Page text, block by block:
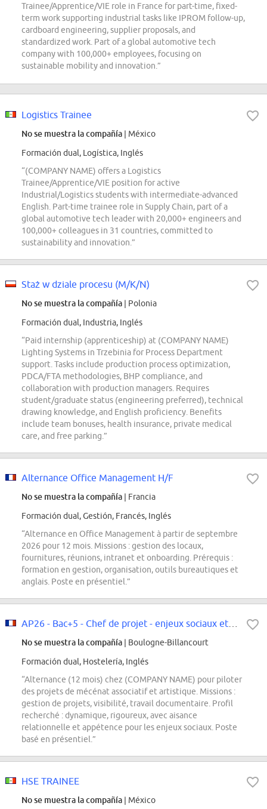
Trainee/Apprentice/VIE role in France for part-time, fixed-
term work supporting industrial tasks like IPROM follow-up,
cardboard engineering, supplier proposals, and
standardized work. Part of a global automotive tech
company with 100,000+ employees, focusing on
sustainable mobility and innovation.”
Logistics Trainee
No se muestra la compañía | México
Formación dual, Logística, Inglés
“(COMPANY NAME) offers a Logistics
Trainee/Apprentice/VIE position for active
Industrial/Logistics students with intermediate-advanced
English. Part-time trainee role in Supply Chain, part of a
global automotive tech leader with 20,000+ engineers and
100,000+ colleagues in 31 countries, committed to
sustainability and innovation.”
Staż w dziale procesu (M/K/N)
No se muestra la compañía | Polonia
Formación dual, Industria, Inglés
“Paid internship (apprenticeship) at (COMPANY NAME)
Lighting Systems in Trzebinia for Process Department
support. Tasks include production process optimization,
PDCA/FTA methodologies, BHP compliance, and
collaboration with production managers. Requires
student/graduate status (engineering preferred), technical
drawing knowledge, and English proficiency. Benefits
include team bonuses, health insurance, private medical
care, and free parking.”
Alternance Office Management H/F
No se muestra la compañía | Francia
Formación dual, Gestión, Francés, Inglés
“Alternance en Office Management à partir de septembre
2026 pour 12 mois. Missions : gestion des locaux,
fournitures, réunions, intranet et onboarding. Prérequis :
formation en gestion, organisation, outils bureautiques et
anglais. Poste en présentiel.”
No se muestra la compañía | Boulogne-Billancourt
Formación dual, Hostelería, Inglés
“Alternance (12 mois) chez (COMPANY NAME) pour piloter
des projets de mécénat associatif et artistique. Missions :
gestion de projets, visibilité, travail documentaire. Profil
recherché : dynamique, rigoureux, avec aisance
relationnelle et appétence pour les enjeux sociaux. Poste
basé en présentiel.”
HSE TRAINEE
No se muestra la compañía | México